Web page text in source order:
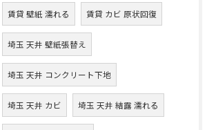
賃貸 壁紙 濡れる 賃貸 カビ 原状回復
埼玉 天井 壁紙張替え
埼玉 天井 コンクリート下地
埼玉 天井 カビ 埼玉 天井 結露 濡れる